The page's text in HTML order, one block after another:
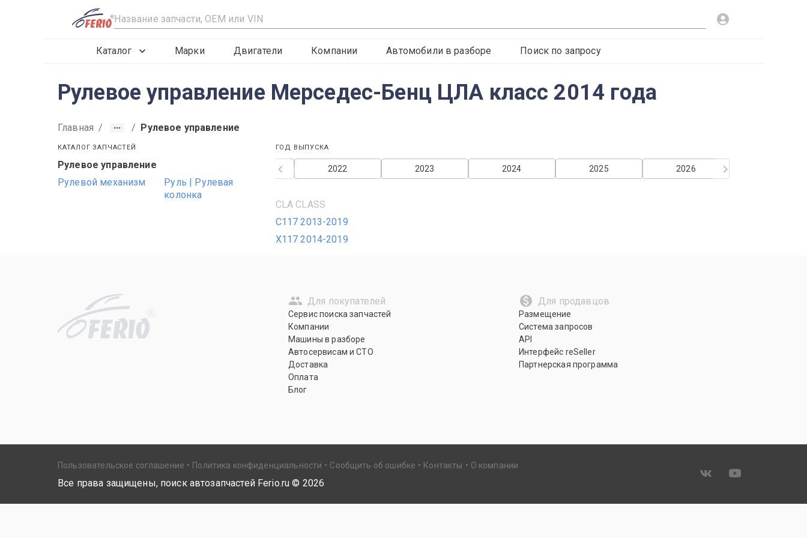
R
Каталог Марки Двигатели Компании Автомобили в разборе Поиск по запросу
Рулевое управление Мерседес-Бенц ЦЛА класс 2014 года
Главная / / Рулевое управление
КАТАЛОГ ЗАПЧАСТЕЙ
Рулевое управление
Рулевой механизм
Руль | Рулевая
колонка
ГОД ВЫПУСКА
2026
2025
2024
2023
2022
2020
2019
CLA CLASS
C117 2013-2019
X117 2014-2019
R
Для покупателей
Сервис поиска запчастей
Компании
Машины в разборе
Автосервисам и СТО
Доставка
Оплата
Блог
Для продавцов
Размещение
Система запросов
API
Интерфейс reSeller
Партнерская программа
Пользовательское соглашение Политика конфиденциальности Сообщить об ошибке Контакты О компании
Все права защищены, поиск автозапчастей Ferio.ru © 2026